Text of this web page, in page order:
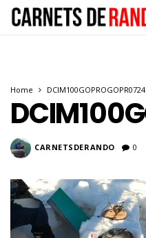
Home
CARNETSDERANDO 0